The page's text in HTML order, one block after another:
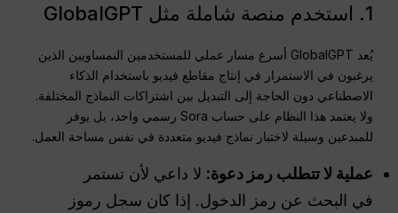
1. استخدم منصة شاملة مثل GlobalGPT
يُعد GlobalGPT أسرع مسار عملي للمستخدمين النمساويين الذين
يرغبون في الاستمرار في إنتاج مقاطع فيديو باستخدام الذكاء
الاصطناعي دون الحاجة إلى التبديل بين اشتراكات النماذج المختلفة.
ولا يعتمد هذا النظام على حساب Sora رسمي واحد، بل يوفر
للمبدعين وسيلة لاختبار نماذج فيديو متعددة في نفس مساحة العمل.
عملية لا تتطلب رمز دعوة: لا داعي لأن تستمر
في البحث عن رمز الدخول. إذا كان سجل رموز